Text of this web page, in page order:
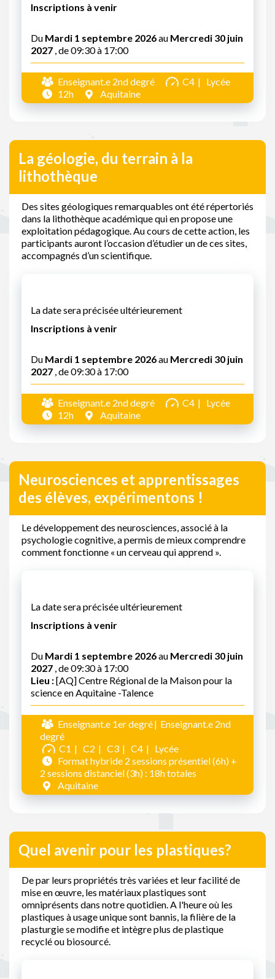
Inscriptions à venir
Du Mardi 1 septembre 2026au Mercredi 30 juin
2027 , de 09:30 à 17:00
Enseignant.e 2nd degré C4
Lycée
12h
Aquitaine
La géologie, du terrain à la
lithothèque
Des sites géologiques remarquables ont été répertoriés
dans la lithothèque académique qui en propose une
exploitation pédagogique. Au cours de cette action, les
participants auront l’occasion d’étudier un de ces sites,
accompagnés d’un scientifique.
La date sera précisée ultérieurement
Inscriptions à venir
Du Mardi 1 septembre 2026au Mercredi 30 juin
2027 , de 09:30 à 17:00
Enseignant.e 2nd degré C4
Lycée
12h
Aquitaine
Neurosciences et apprentissages
des élèves, expérimentons !
Le développement des neurosciences, associé à la
psychologie cognitive, a permis de mieux comprendre
comment fonctionne « un cerveau qui apprend ».
La date sera précisée ultérieurement
Inscriptions à venir
Du Mardi 1 septembre 2026au Mercredi 30 juin
2027 , de 09:30 à 17:00
Lieu :[AQ] Centre Régional de la Maison pour la
science en Aquitaine -Talence
Enseignant.e 1er degré
Enseignant.e 2nd
degré
C1
C2 C3 C4
Lycée
Format hybride 2 sessions présentiel (6h) +
2 sessions distanciel (3h) : 18h totales
Aquitaine
Quel avenir pour les plastiques?
De par leurs propriétés très variées et leur facilité de
mise en œuvre, les matériaux plastiques sont
omniprésents dans notre quotidien. A l'heure où les
plastiques à usage unique sont bannis, la filière de la
plasturgie se modifie et intègre plus de plastique
recyclé ou biosourcé.